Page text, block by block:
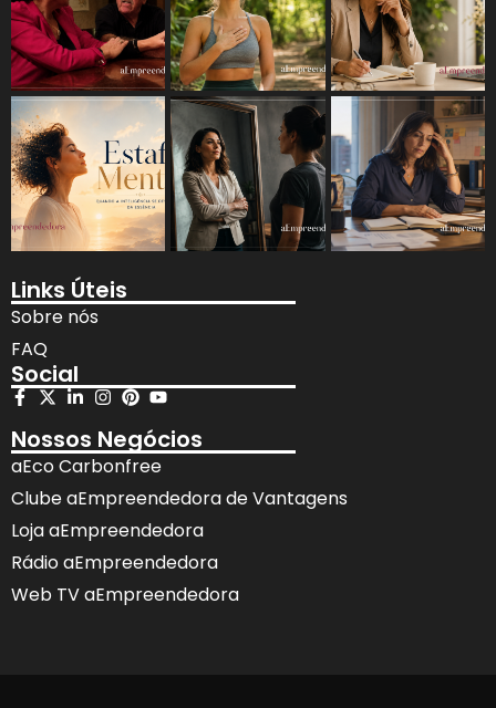
Links Úteis
Sobre nós
FAQ
Social
Nossos Negócios
aEco Carbonfree
Clube aEmpreendedora de Vantagens
Loja aEmpreendedora
Rádio aEmpreendedora
Web TV aEmpreendedora